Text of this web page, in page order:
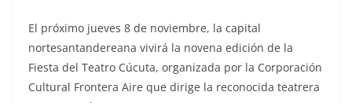
El próximo jueves 8 de noviembre, la capital
nortesantandereana vivirá la novena edición de la
Fiesta del Teatro Cúcuta, organizada por la Corporación
Cultural Frontera Aire que dirige la reconocida teatrera